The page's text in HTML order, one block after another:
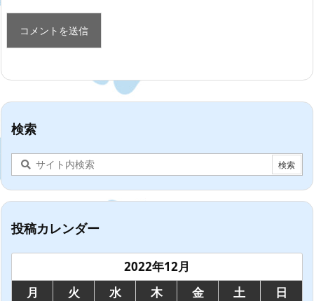
検索
投稿カレンダー
2022年12月
月
火 水 木 金 土
日